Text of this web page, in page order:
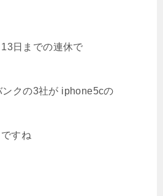
日までの連休で
ンクの3社が iphone5cの
すね